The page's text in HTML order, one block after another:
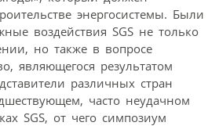
энергосистемы. Были
воздействия SGS не только
но также в вопросе
являющегося результатом
различных стран
часто неудачном
SGS, от чего симпозиум